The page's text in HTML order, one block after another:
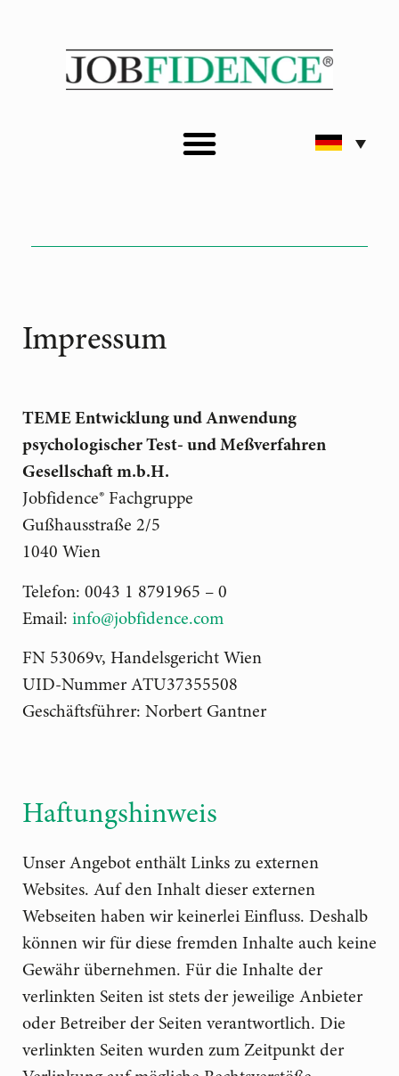
Impressum
TEME Entwicklung und Anwendung
psychologischer Test- und Meßverfahren
Gesellschaft m.b.H.
Jobfidence® Fachgruppe
Gußhausstraße 2/5
1040 Wien
Telefon: 0043 1 8791965 – 0
Email: info@jobfidence.com
FN 53069v, Handelsgericht Wien
UID-Nummer ATU37355508
Geschäftsführer: Norbert Gantner
Haftungshinweis
Unser Angebot enthält Links zu externen
Websites. Auf den Inhalt dieser externen
Webseiten haben wir keinerlei Einfluss. Deshalb
können wir für diese fremden Inhalte auch keine
Gewähr übernehmen. Für die Inhalte der
verlinkten Seiten ist stets der jeweilige Anbieter
oder Betreiber der Seiten verantwortlich. Die
verlinkten Seiten wurden zum Zeitpunkt der